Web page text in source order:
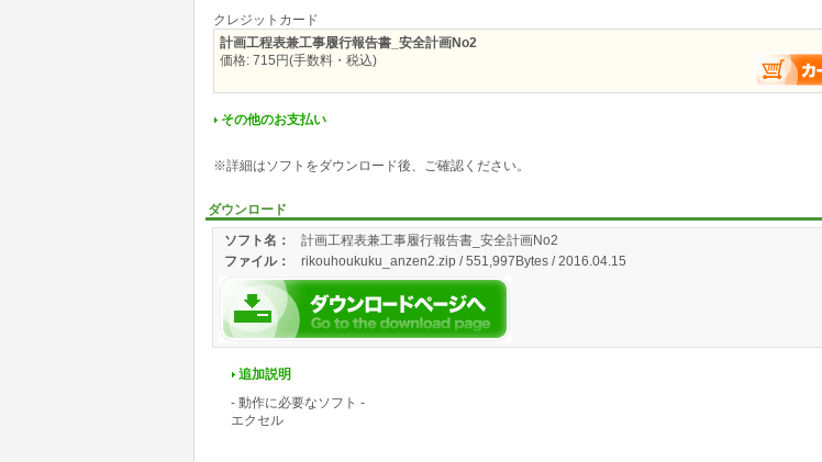
クレジットカード
計画工程表兼工事履行報告書_安全計画No2
価格: 715円(手数料・税込)
その他のお支払い
※詳細はソフトをダウンロード後、ご確認ください。
ダウンロード
ソフト名：
計画工程表兼工事履行報告書_安全計画No2
ファイル：
rikouhoukuku_anzen2.zip / 551,997Bytes / 2016.04.15
追加説明
- 動作に必要なソフト -
エクセル